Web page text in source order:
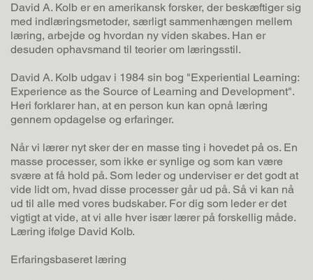
David A. Kolb er en amerikansk forsker, der beskæftiger sig
med indlæringsmetoder, særligt sammenhængen mellem
læring, arbejde og hvordan ny viden skabes. Han er
desuden ophavsmand til teorier om læringsstil.
David A. Kolb udgav i 1984 sin bog "Experiential Learning:
Experience as the Source of Learning and Development".
Heri forklarer han, at en person kun kan opnå læring
gennem opdagelse og erfaringer.
Når vi lærer nyt sker der en masse ting i hovedet på os. En
masse processer, som ikke er synlige og som kan være
svære at få hold på. Som leder og underviser er det godt at
vide lidt om, hvad disse processer går ud på. Så vi kan nå
ud til alle med vores budskaber. For dig som leder er det
vigtigt at vide, at vi alle hver især lærer på forskellig måde.
Læring ifølge David Kolb.
Erfaringsbaseret læring